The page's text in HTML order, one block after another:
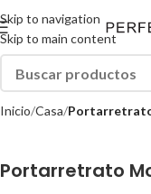
Skip to navigation
Skip to main content
Inicio Casa
Portarretrato